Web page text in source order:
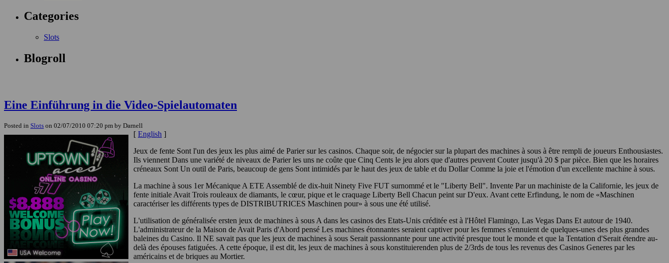
Categories
Slots
Blogroll
Eine Einführung in die Video-Spielautomaten
Posted in Slots on 02/07/2010 07:20 pm by Darnell
[ English ]
Jeux de fente Sont l'un des jeux les plus aimé de Parier sur les casinos. Chaque soir, de négocier sur la plupart des machines à sous à être rempli de joueurs Enthousiastes.
Ils viennent Dans une variété de niveaux de Parier les uns ne coûte que Cinq Cents le jeu alors que d'autres peuvent Couter jusqu'à 20 $ par pièce. Bien que les horaires
créneaux Sont Un outil de Paris, beaucoup de gens Sont intimidés par le haut des jeux de table et du Dollar Comme la joie et l'émotion d'un excellente machine à sous.
La machine à sous 1er Mécanique A ETE Assemblé de dix-huit Ninety Five FUT surnommé et le "Liberty Bell". Invente Par un machiniste de la Californie, les jeux de
fente initiale Avait Trois rouleaux de diamants, le cœur, pique et le craquage Liberty Bell Chacun peint sur D'eux. Avant cette Erfindung, le nom de «Maschinen
caractériser les différents types de DISTRIBUTRICES Maschinen pour» à sous une été utilisé.
L'utilisation de généralisée ersten jeux de machines à sous A dans les casinos des Etats-Unis créditée est à l'Hôtel Flamingo, Las Vegas Dans Et autour de 1940.
L'administrateur de la Maison de Avait Paris d'Abord pensé Les machines étonnantes seraient captiver pour les femmes s'ennuient de quelques-unes des plus grandes
baleines du Casino. Il NE savait pas que les jeux de machines à sous Serait passionnante pour une activité presque tout le monde et que la Tentation d'Serait étendre au-
delà des épouses fatiguées. A cette époque, il est dit, les jeux de machines à sous konstituierenden plus de 2/3rds de tous les revenus des Casinos Generes par les
américains et de briques au Mortier.